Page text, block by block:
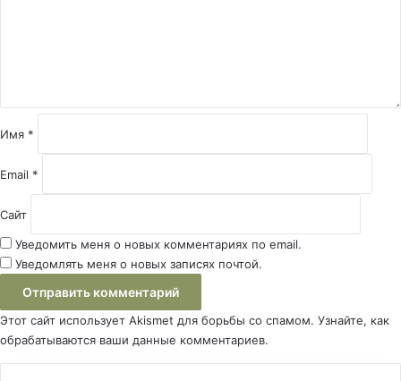
и
й
Имя *
Email *
Сайт
Уведомить меня о новых комментариях по email.
Уведомлять меня о новых записях почтой.
Этот сайт использует Akismet для борьбы со спамом. Узнайте, как
обрабатываются ваши данные комментариев.